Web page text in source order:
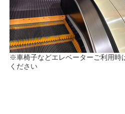
※車椅子などエレベーターご利用時
ください